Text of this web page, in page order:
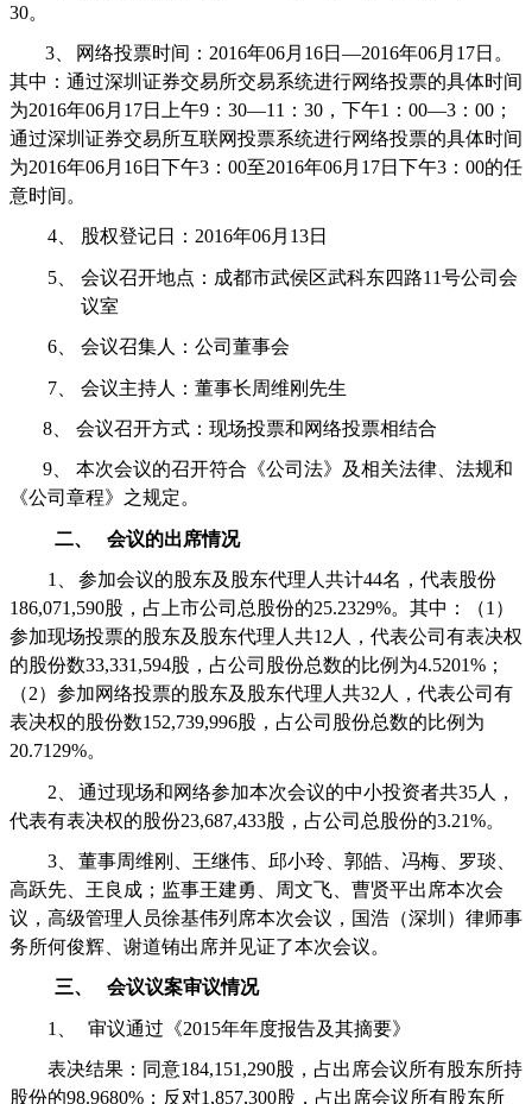
30。
3、 网络投票时间： 2016年06月 16日—2016年06月 17日。
其中：通过深圳证券交易所交易系统进行网络投票的具体时间
为2016年06月 17日上午9 ： 30—11 ： 30 ，下午1 ： 00—3 ： 00 ；
通过深圳证券交易所互联网投票系统进行网络投票的具体时间
为2016年06月 16日下午3 ： 00至2016年06月 17日下午3 ： 00的任
意时间。
4、 股权登记日： 2016年06月 13日
5、 会议召开地点：成都市武侯区武科东四路11号公司会
议室
6、 会议召集人：公司董事会
7、 会议主持人：董事长周维刚先生
8、 会议召开方式：现场投票和网络投票相结合
9、
本次会议的召开符合《公司法》及相关法律、法规和
《公司章程》之规定。
二、 会议的出席情况
1、 参加会议的股东及股东代理人共计44名， 代表股份
186,071,590股，占上市公司总股份的25.2329%。其中：（1 ）
参加现场投票的股东及股东代理人共12 人，代表公司有表决权
的股份数33,331,594股，占公司股份总数的比例为4.5201% ；
（2）参加网络投票的股东及股东代理人共32 人，代表公司有
表决权的股份数152,739,996股，占公司股份总数的比例为
20.7129%。
2、 通过现场和网络参加本次会议的中小投资者共35人，
代表有表决权的股份23,687,433股，占公司总股份的3.21%。
3、
董事周维刚、王继伟、邱小玲、郭皓、冯梅、罗琰、
高跃先、王良成；监事王建勇、周文飞、曹贤平出席本次会
议，高级管理人员徐基伟列席本次会议，国浩（深圳）律师事
务所何俊辉、谢道铕出席并见证了本次会议。
三、 会议议案审议情况
1、 审议通过《2015年年度报告及其摘要》
表决结果：同意184,151,290股，占出席会议所有股东所持
股份的98.9680% ；反对1,857,300股，占出席会议所有股东所